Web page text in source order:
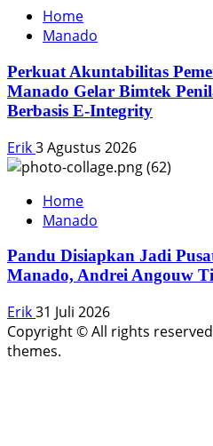
Home
Manado
Perkuat Akuntabilitas
Manado Gelar Bimtek
Berbasis E-Integrity
Erik3 Agustus 2026
Home
Manado
Pandu Disiapkan Jadi
Manado, Andrei Angouw
Erik31 Juli 2026
Copyright © All rights
themes.